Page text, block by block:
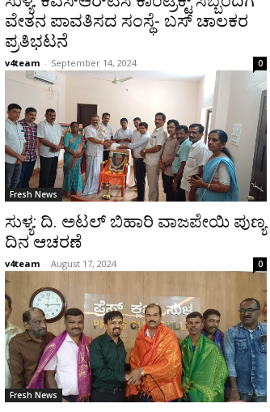
ವೇತನ ಪಾವತಿಸದ ಸಂಸ್ಥೆ- ಬಸ್ ಚಾಲಕರ
ಪ್ರತಿಭಟನೆ
v4team - September 14, 2024 0
Fresh News
ಸುಳ್ಯ: ದಿ. ಅಟಲ್ ಬಿಹಾರಿ ವಾಜಪೇಯಿ ಪುಣ್ಯ
ದಿನ ಆಚರಣೆ
v4team - August 17, 2024 0
Fresh News